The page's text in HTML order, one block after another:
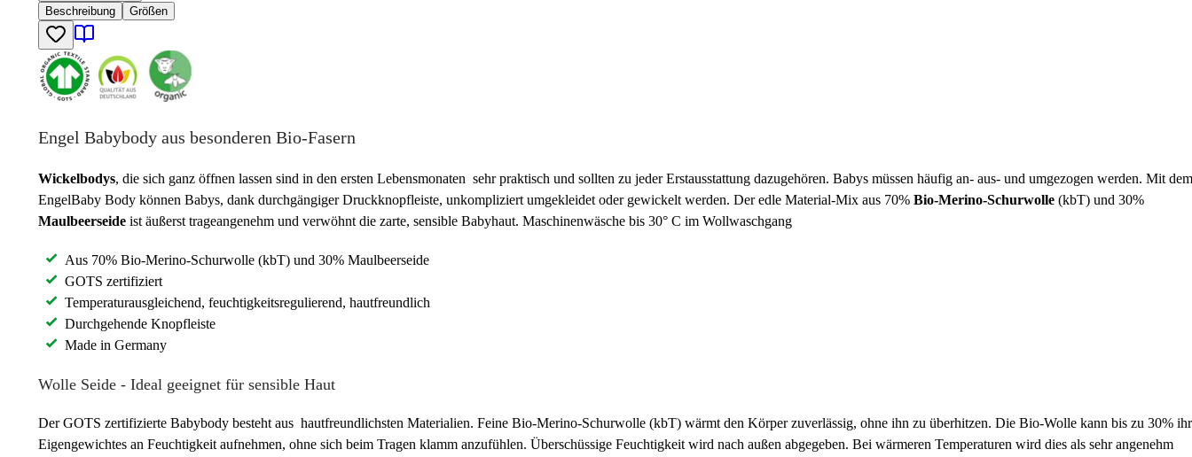
Beschreibung
Größen
Engel Babybody aus besonderen Bio-Fasern
Wickelbodys, die sich ganz öffnen lassen sind in den ersten Lebensmonaten sehr praktisch und sollten zu jeder Erstausstattung dazugehören. Babys müssen häufig an- aus- und umgezogen werden. Mit dem
EngelBaby Body können Babys, dank durchgängiger Druckknopfleiste, unkompliziert umgekleidet oder gewickelt werden. Der edle Material-Mix aus 70% Bio-Merino-Schurwolle (kbT) und 30%
Maulbeerseide ist äußerst trageangenehm und verwöhnt die zarte, sensible Babyhaut. Maschinenwäsche bis 30° C im Wollwaschgang
Aus 70% Bio-Merino-Schurwolle (kbT) und 30% Maulbeerseide
GOTS zertifiziert
Temperaturausgleichend, feuchtigkeitsregulierend, hautfreundlich
Durchgehende Knopfleiste
Made in Germany
Wolle Seide - Ideal geeignet für sensible Haut
Der GOTS zertifizierte Babybody besteht aus hautfreundlichsten Materialien. Feine Bio-Merino-Schurwolle (kbT) wärmt den Körper zuverlässig, ohne ihn zu überhitzen. Die Bio-Wolle kann bis zu 30%
Eigengewichtes an Feuchtigkeit aufnehmen, ohne sich beim Tragen klamm anzufühlen. Überschüssige Feuchtigkeit wird nach außen abgegeben. Bei wärmeren Temperaturen wird dies als sehr angenehm